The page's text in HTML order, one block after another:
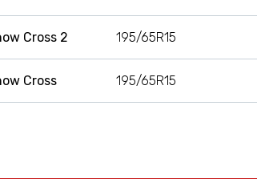
Cross 2 195/65R15
Cross 195/65R15